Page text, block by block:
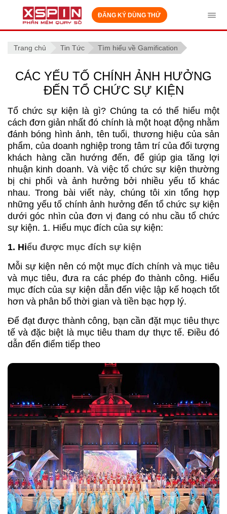
ĐĂNG KÝ DÙNG THỬ
Trang chủ Tin Tức Tìm hiểu về Gamification
CÁC YẾU TỐ CHÍNH ẢNH HƯỞNG
ĐẾN TỔ CHỨC SỰ KIỆN
Tổ chức sự kiện là gì? Chúng ta có thể hiểu một
cách đơn giản nhất đó chính là một hoạt động nhằm
đánh bóng hình ảnh, tên tuổi, thương hiệu của sản
phẩm, của doanh nghiệp trong tâm trí của đối tượng
khách hàng cần hướng đến, để giúp gia tăng lợi
nhuận kinh doanh. Và việc tổ chức sự kiện thường
bị chi phối và ảnh hưởng bởi nhiều yếu tố khác
nhau. Trong bài viết này, chúng tôi xin tổng hợp
những yếu tố chính ảnh hưởng đến tổ chức sự kiện
dưới góc nhìn của đơn vị đang có nhu cầu tổ chức
sự kiện. 1. Hiểu mục đích của sự kiện:
1. Hiểu được mục đích sự kiện
Mỗi sự kiện nên có một mục đích chính và mục tiêu
và mục tiêu, đưa ra các phép đo thành công. Hiểu
mục đích của sự kiện dẫn đến việc lập kế hoạch tốt
hơn và phân bổ thời gian và tiền bạc hợp lý.
Để đạt được thành công, bạn cần đặt mục tiêu thực
tế và đặc biệt là mục tiêu tham dự thực tế. Điều đó
dẫn đến điểm tiếp theo